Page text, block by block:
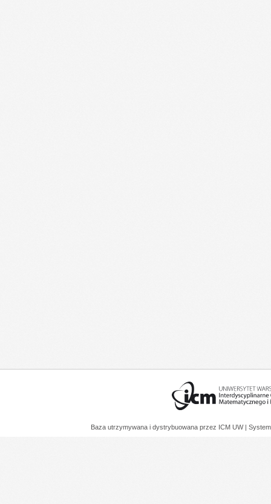
Baza utrzymywana i dystrybuowana przez ICM UW |